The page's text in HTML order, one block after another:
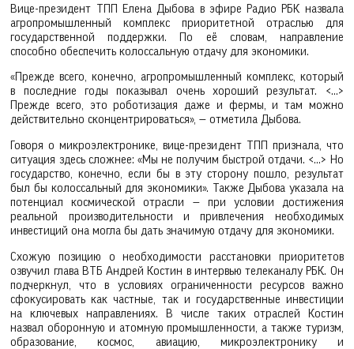
Вице‑президент ТПП Елена Дыбова в эфире Радио РБК назвала
агропромышленный комплекс приоритетной отраслью для
государственной поддержки. По её словам, направление
способно обеспечить колоссальную отдачу для экономики.
«Прежде всего, конечно, агропромышленный комплекс, который
в последние годы показывал очень хороший результат. <…>
Прежде всего, это роботизация даже и фермы, и там можно
действительно сконцентрироваться», — отметила Дыбова.
Говоря о микроэлектронике, вице‑президент ТПП признала, что
ситуация здесь сложнее: «Мы не получим быстрой отдачи. <…> Но
государство, конечно, если бы в эту сторону пошло, результат
был бы колоссальный для экономики». Также Дыбова указала на
потенциал космической отрасли — при условии достижения
реальной производительности и привлечения необходимых
инвестиций она могла бы дать значимую отдачу для экономики.
Схожую позицию о необходимости расстановки приоритетов
озвучил глава ВТБ Андрей Костин в интервью телеканалу РБК. Он
подчеркнул, что в условиях ограниченности ресурсов важно
сфокусировать как частные, так и государственные инвестиции
на ключевых направлениях. В числе таких отраслей Костин
назвал оборонную и атомную промышленности, а также туризм,
образование, космос, авиацию, микроэлектронику и